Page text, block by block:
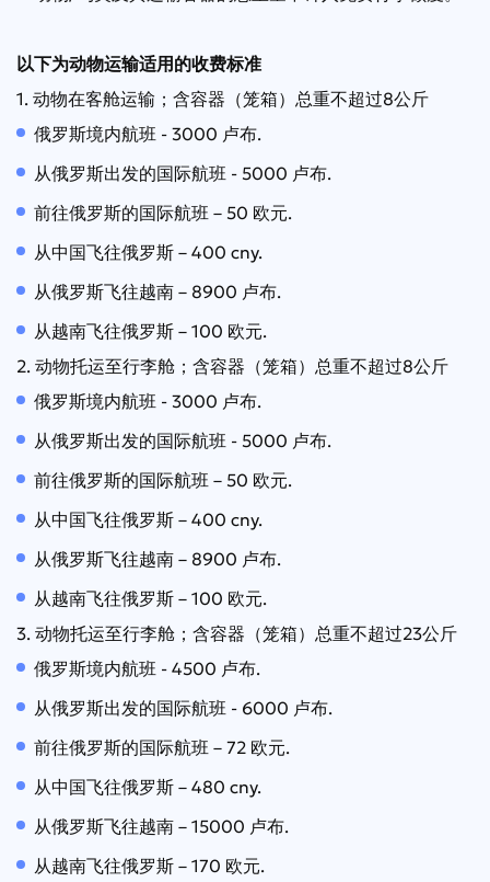
以下为动物运输适用的收费标准
1. 动物在客舱运输；含容器（笼箱）总重不超过8公斤
俄罗斯境内航班 - 3000 卢布.
从俄罗斯出发的国际航班 - 5000 卢布.
前往俄罗斯的国际航班 – 50 欧元.
从中国飞往俄罗斯 – 400 cny.
从俄罗斯飞往越南 – 8900 卢布.
从越南飞往俄罗斯 – 100 欧元.
2. 动物托运至行李舱；含容器（笼箱）总重不超过8公斤
俄罗斯境内航班 - 3000 卢布.
从俄罗斯出发的国际航班 - 5000 卢布.
前往俄罗斯的国际航班 – 50 欧元.
从中国飞往俄罗斯 – 400 cny.
从俄罗斯飞往越南 – 8900 卢布.
从越南飞往俄罗斯 – 100 欧元.
3. 动物托运至行李舱；含容器（笼箱）总重不超过23公斤
俄罗斯境内航班 - 4500 卢布.
从俄罗斯出发的国际航班 - 6000 卢布.
前往俄罗斯的国际航班 – 72 欧元.
从中国飞往俄罗斯 – 480 cny.
从俄罗斯飞往越南 – 15000 卢布.
从越南飞往俄罗斯 – 170 欧元.